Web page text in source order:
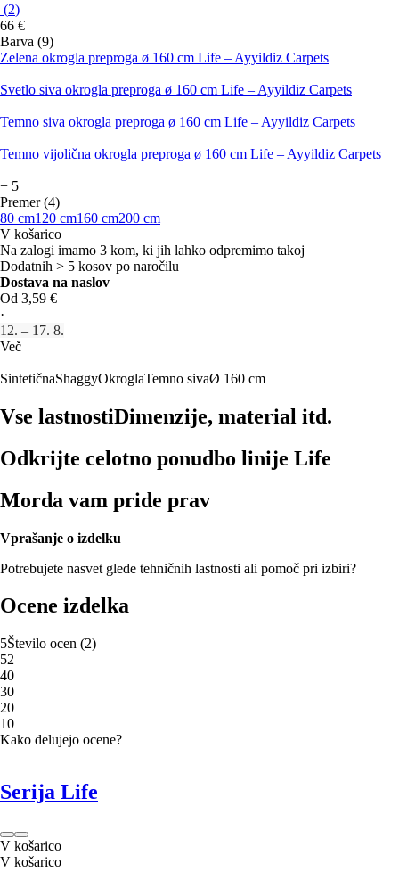
(2)
66 €
Barva (9)
Zelena okrogla preproga ø 160 cm Life – Ayyildiz Carpets
Svetlo siva okrogla preproga ø 160 cm Life – Ayyildiz Carpets
Temno siva okrogla preproga ø 160 cm Life – Ayyildiz Carpets
Temno vijolična okrogla preproga ø 160 cm Life – Ayyildiz Carpets
+ 5
Premer (4)
80 cm120 cm160 cm200 cm
V košarico
Na zalogi imamo 3 kom, ki jih lahko odpremimo takoj
Dodatnih > 5 kosov po naročilu
Dostava na naslov
Od 3,59 €
·
12. – 17. 8.
Več
SintetičnaShaggyOkroglaTemno sivaØ 160 cm
Vse lastnostiDimenzije, material itd.
Odkrijte celotno ponudbo linije Life
Morda vam pride prav
Vprašanje o izdelku
Potrebujete nasvet glede tehničnih lastnosti ali pomoč pri izbiri?
Ocene izdelka
5Število ocen (2)
52
40
30
20
10
Kako delujejo ocene?
Serija Life
V košarico
V košarico